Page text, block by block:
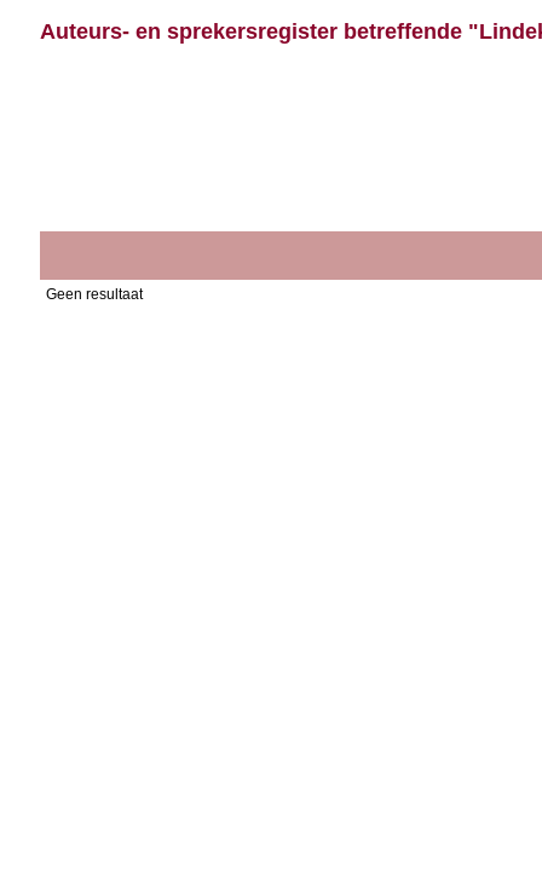
Auteurs- en sprekersregister betreffende
Geen resultaat